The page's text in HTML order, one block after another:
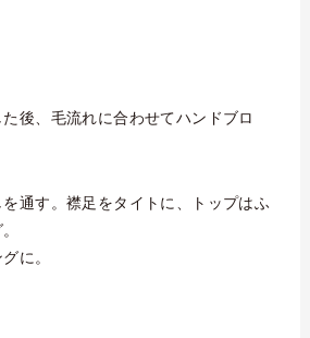
後、毛流れに合わせてハンドブロ
通す。襟足をタイトに、トップはふ
に。